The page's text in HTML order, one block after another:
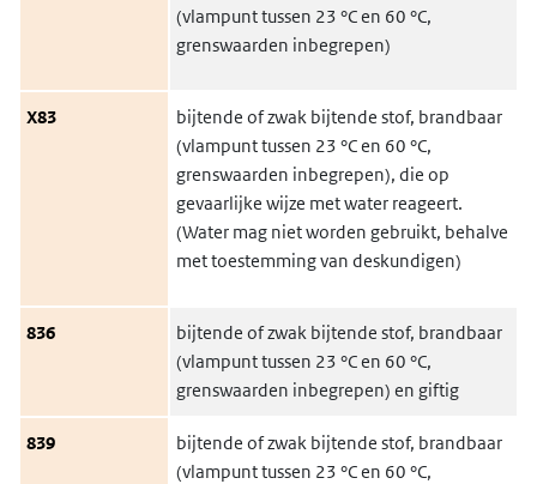
(vlampunt tussen 23 °C en 60 °C,
grenswaarden inbegrepen)
X83
bijtende of zwak bijtende stof, brandbaar
(vlampunt tussen 23 °C en 60 °C,
grenswaarden inbegrepen), die op
gevaarlijke wijze met water reageert.
(Water mag niet worden gebruikt, behalve
met toestemming van deskundigen)
836
bijtende of zwak bijtende stof, brandbaar
(vlampunt tussen 23 °C en 60 °C,
grenswaarden inbegrepen) en giftig
839
bijtende of zwak bijtende stof, brandbaar
(vlampunt tussen 23 °C en 60 °C,